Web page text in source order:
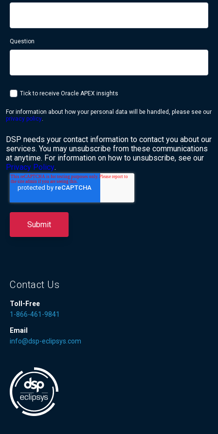
Question
Tick to receive Oracle APEX insights
For information about how your personal data will be handled, please see our
privacy policy.
DSP needs your contact information to contact you about our
services. You may unsubscribe from these communications
at anytime. For information on how to unsubscribe, see our
Privacy Policy.
Contact Us
Toll-Free
1-866-461-9841
Email
info@dsp-eclipsys.com